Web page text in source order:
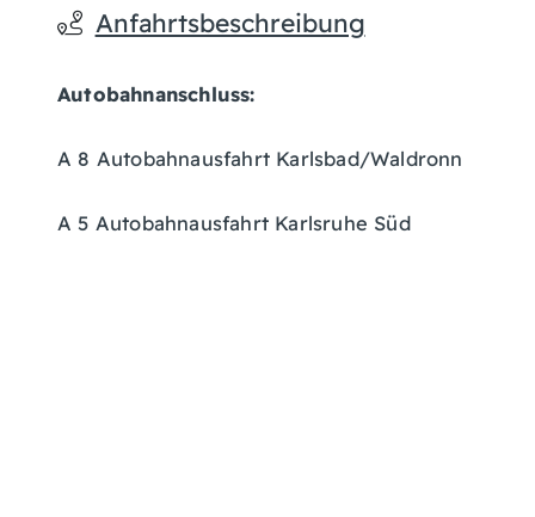
Anfahrtsbeschreibung
Autobahnanschluss:
A 8 Autobahnausfahrt Karlsbad/Waldronn
A 5 Autobahnausfahrt Karlsruhe Süd